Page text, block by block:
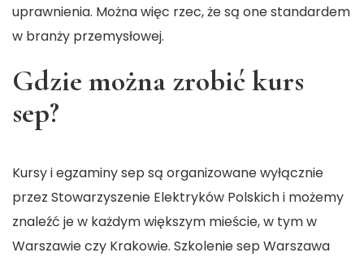
uprawnienia. Można więc rzec, że są one standardem
w branży przemysłowej.
Gdzie można zrobić kurs
sep?
Kursy i egzaminy sep są organizowane wyłącznie
przez Stowarzyszenie Elektryków Polskich i możemy
znaleźć je w każdym większym mieście, w tym w
Warszawie czy Krakowie. Szkolenie sep Warszawa